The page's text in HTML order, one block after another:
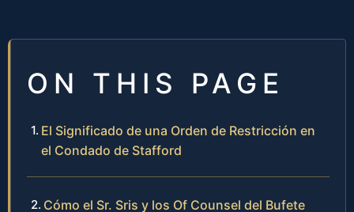
ON THIS PAGE
El Significado de una Orden de Restricción en
el Condado de Stafford
Cómo el Sr. Sris y los Of Counsel del Bufete